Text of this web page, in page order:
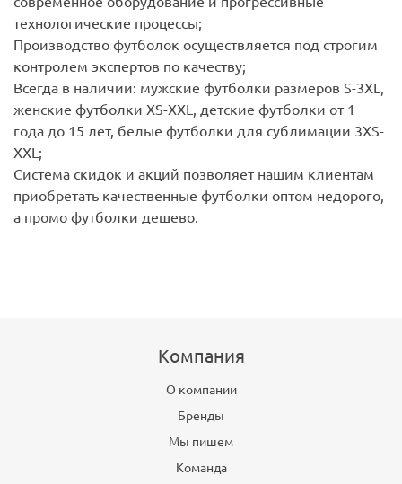
технологические процессы;
Производство футболок осуществляется под строгим
контролем экспертов по качеству;
Всегда в наличии: мужские футболки размеров S-3XL,
женские футболки XS-XXL, детские футболки от 1
года до 15 лет, белые футболки для сублимации 3XS-
XXL;
Система скидок и акций позволяет нашим клиентам
приобретать качественные футболки оптом недорого,
а промо футболки дешево.
Компания
О компании
Бренды
Мы пишем
Команда